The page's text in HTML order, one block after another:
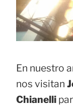
En nuestro
nos visitan
Chianelli